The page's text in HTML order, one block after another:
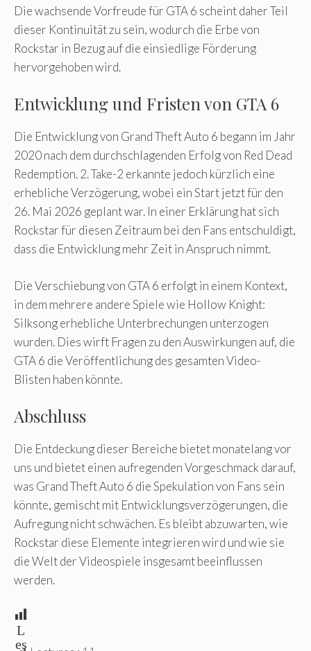
Die wachsende Vorfreude für GTA 6 scheint daher Teil
dieser Kontinuität zu sein, wodurch die Erbe von
Rockstar in Bezug auf die einsiedlige Förderung
hervorgehoben wird.
Entwicklung und Fristen von GTA 6
Die Entwicklung von Grand Theft Auto 6 begann im Jahr
2020 nach dem durchschlagenden Erfolg von Red Dead
Redemption. 2. Take-2 erkannte jedoch kürzlich eine
erhebliche Verzögerung, wobei ein Start jetzt für den
26. Mai 2026 geplant war. In einer Erklärung hat sich
Rockstar für diesen Zeitraum bei den Fans entschuldigt,
dass die Entwicklung mehr Zeit in Anspruch nimmt.
Die Verschiebung von GTA 6 erfolgt in einem Kontext,
in dem mehrere andere Spiele wie Hollow Knight:
Silksong erhebliche Unterbrechungen unterzogen
wurden. Dies wirft Fragen zu den Auswirkungen auf, die
GTA 6 die Veröffentlichung des gesamten Video-
Blisten haben könnte.
Abschluss
Die Entdeckung dieser Bereiche bietet monatelang vor
uns und bietet einen aufregenden Vorgeschmack darauf,
was Grand Theft Auto 6 die Spekulation von Fans sein
könnte, gemischt mit Entwicklungsverzögerungen, die
Aufregung nicht schwächen. Es bleibt abzuwarten, wie
Rockstar diese Elemente integrieren wird und wie sie
die Welt der Videospiele insgesamt beeinflussen
werden.
L
es